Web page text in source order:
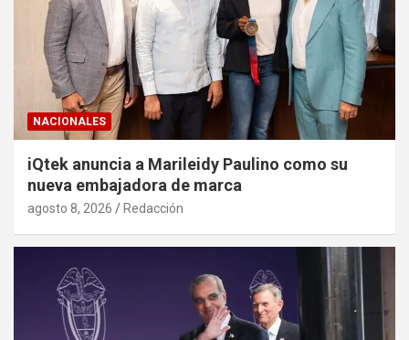
NACIONALES
iQtek anuncia a Marileidy Paulino como su
nueva embajadora de marca
agosto 8, 2026 Redacción